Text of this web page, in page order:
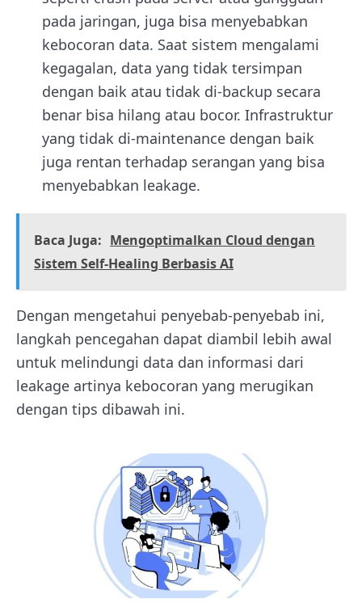
pada jaringan, juga bisa menyebabkan
kebocoran data. Saat sistem mengalami
kegagalan, data yang tidak tersimpan
dengan baik atau tidak di-backup secara
benar bisa hilang atau bocor. Infrastruktur
yang tidak di-maintenance dengan baik
juga rentan terhadap serangan yang bisa
menyebabkan leakage.
Baca Juga: Mengoptimalkan Cloud dengan
Sistem Self-Healing Berbasis AI
Dengan mengetahui penyebab-penyebab ini,
langkah pencegahan dapat diambil lebih awal
untuk melindungi data dan informasi dari
leakage artinya kebocoran yang merugikan
dengan tips dibawah ini.